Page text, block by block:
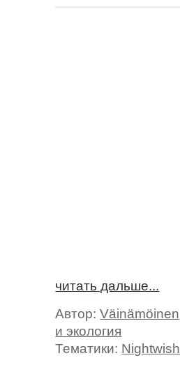
читать дальше...
Автор:Väinämöinen
и экология
Тематики: Nightwish